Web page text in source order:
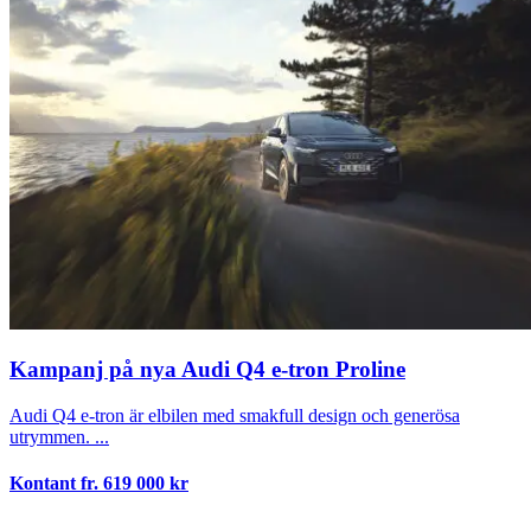
Kampanj på nya Audi Q4 e-tron Proline
Audi Q4 e-tron är elbilen med smakfull design och generösa
utrymmen. ...
Kontant fr. 619 000 kr